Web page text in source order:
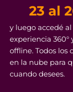
23 al
y luego accedé
experiencia
offline. Todos los
en la nube para
cuando desees.